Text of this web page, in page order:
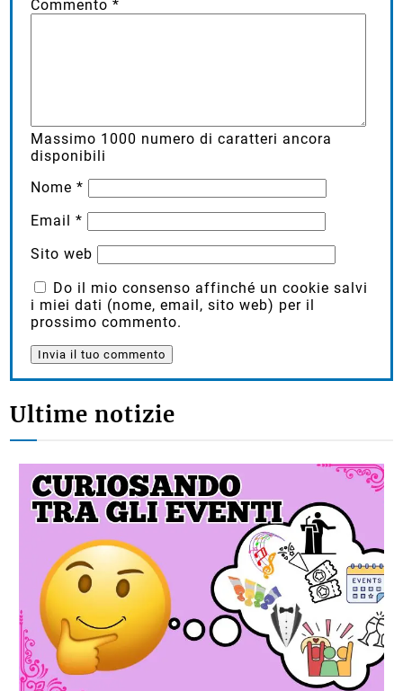
Commento*
Massimo 1000 numero di caratteri ancora
disponibili
Nome*
Email*
Sito web
Do il mio consenso affinché un cookie salvi
i miei dati (nome, email, sito web) per il
prossimo commento.
Ultime notizie